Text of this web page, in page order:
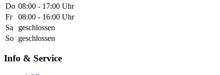
Do 08:00 - 17:00 Uhr
Fr
08:00 - 16:00 Uhr
Sa
geschlossen
So geschlossen
Info & Service